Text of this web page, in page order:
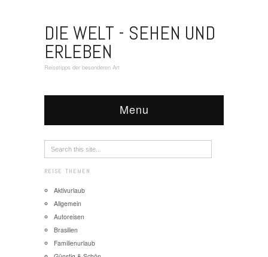
DIE WELT - SEHEN UND
ERLEBEN
Reisetipps der besonderen Art
Menu
REISE THEMEN
Aktivurlaub
Allgemein
Autoreisen
Brasilien
Familienurlaub